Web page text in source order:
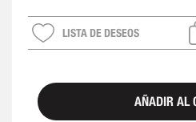
LISTA DE DESEOS
AÑADIR AL